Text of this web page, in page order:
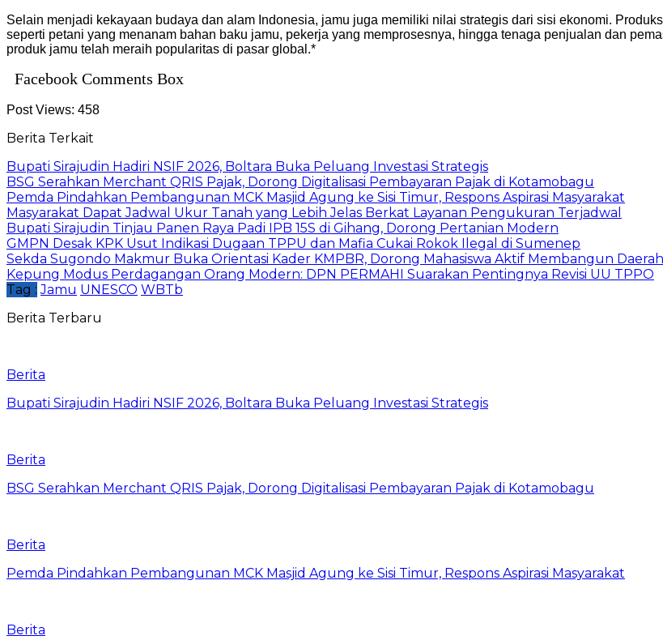
Selain menjadi kekayaan budaya dan alam Indonesia, jamu juga memiliki nilai strategis dari sisi ekonomi.
seperti petani yang menanam bahan baku jamu, pekerja yang memprosesnya, hingga tenaga penjualan dan
produk jamu telah meraih popularitas di pasar global.*
Facebook Comments Box
Post Views: 458
Berita Terkait
Bupati Sirajudin Hadiri NSIF 2026, Boltara Buka Peluang Investasi Strategis
‎BSG Serahkan Merchant QRIS Pajak, Dorong Digitalisasi Pembayaran Pajak di Kotamobagu
Pemda Pindahkan Pembangunan MCK Masjid Agung ke Sisi Timur, Respons Aspirasi Masyarakat
Masyarakat Dapat Jadwal Ukur Tanah yang Lebih Jelas Berkat Layanan Pengukuran Terjadwal
Bupati Sirajudin Tinjau Panen Raya Padi IPB 15S di Gihang, Dorong Pertanian Modern
GMPN Desak KPK Usut Indikasi Dugaan TPPU dan Mafia Cukai Rokok Ilegal di Sumenep
Sekda Sugondo Makmur Buka Orientasi Kader KMPBR, Dorong Mahasiswa Aktif Membangun Daerah
Kepung Modus Perdagangan Orang Modern: DPN PERMAHI Suarakan Pentingnya Revisi UU TPPO
Tag : Jamu UNESCO WBTb
Berita Terbaru
Berita
Bupati Sirajudin Hadiri NSIF 2026, Boltara Buka Peluang Investasi Strategis
Berita
‎BSG Serahkan Merchant QRIS Pajak, Dorong Digitalisasi Pembayaran Pajak di Kotamobagu
Berita
Pemda Pindahkan Pembangunan MCK Masjid Agung ke Sisi Timur, Respons Aspirasi Masyarakat
Berita